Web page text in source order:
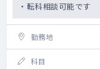
・転科相談可能です
勤務地
科目